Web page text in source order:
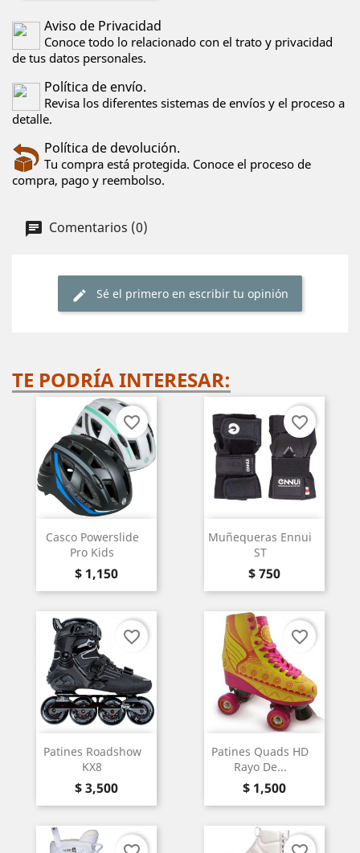
Aviso de Privacidad
Conoce todo lo relacionado con el trato y privacidad
de tus datos personales.
Política de envío.
Revisa los diferentes sistemas de envíos y el proceso a
detalle.
Política de devolución.
Tu compra está protegida. Conoce el proceso de
compra, pago y reembolso.
Comentarios (0)
Sé el primero en escribir tu opinión
TE PODRÍA INTERESAR:
Casco Powerslide
Pro Kids
Precio
$ 1,150
favorite_border
Muñequeras Ennui
ST
Precio
$ 750
favorite_border
Patines Roadshow
KX8
Precio
$ 3,500
favorite_border
Patines Quads HD
Rayo De...
Precio
$ 1,500
favorite_border